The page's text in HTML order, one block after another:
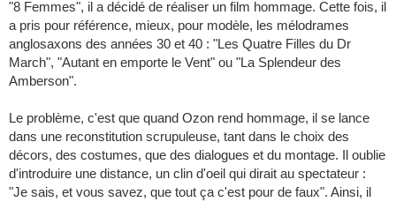
"8 Femmes", il a décidé de réaliser un film hommage. Cette fois, il
a pris pour référence, mieux, pour modèle, les mélodrames
anglosaxons des années 30 et 40 : "Les Quatre Filles du Dr
March", "Autant en emporte le Vent" ou "La Splendeur des
Amberson".
Le problème, c'est que quand Ozon rend hommage, il se lance
dans une reconstitution scrupuleuse, tant dans le choix des
décors, des costumes, que des dialogues et du montage. Il oublie
d'introduire une distance, un clin d'oeil qui dirait au spectateur :
"Je sais, et vous savez, que tout ça c'est pour de faux". Ainsi, il